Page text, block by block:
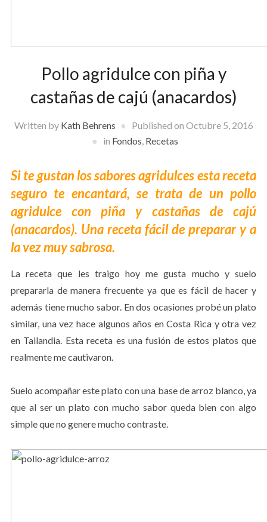
Pollo agridulce con piña y
castañas de cajú (anacardos)
Written by Kath Behrens Published on Octubre 5, 2016
in Fondos, Recetas
Si te gustan los sabores agridulces esta receta
seguro te encantará, se trata de un pollo
agridulce con piña y castañas de cajú
(anacardos). Una receta fácil de preparar y a
la vez muy sabrosa.
La receta que les traigo hoy me gusta mucho y suelo
prepararla de manera frecuente ya que es fácil de hacer y
además tiene mucho sabor. En dos ocasiones probé un plato
similar, una vez hace algunos años en Costa Rica y otra vez
en Tailandia. Esta receta es una fusión de estos platos que
realmente me cautivaron.
Suelo acompañar este plato con una base de arroz blanco, ya
que al ser un plato con mucho sabor queda bien con algo
simple que no genere mucho contraste.